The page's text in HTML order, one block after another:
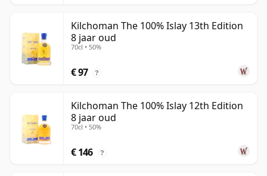
Kilchoman The 100% Islay 13th Edition
8 jaar oud
70cl • 50%
€ 97 ?
Kilchoman The 100% Islay 12th Edition
8 jaar oud
70cl • 50%
€ 146 ?